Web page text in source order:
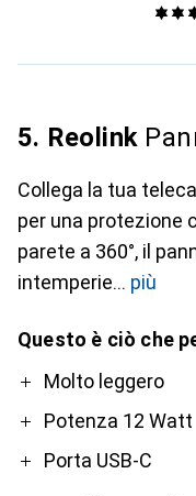
5. Reolink
Collega la tua
per una protezione
parete a 360°, il
intemperie
più
Questo è ciò che
ProMolto leggero
Potenza 12 Watt
Porta USB-C
Contro